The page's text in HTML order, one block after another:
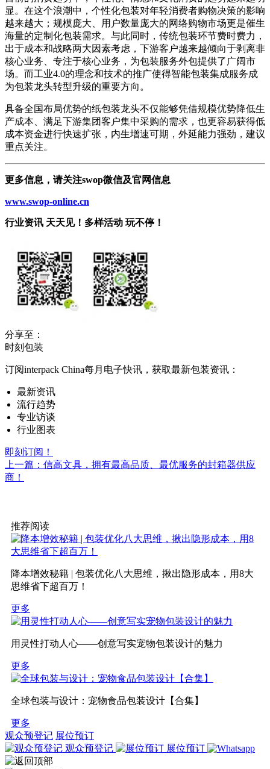
显。在这个浪潮中，个性化包装对年轻消费者购物决策的影响
越来越大；规模庞大、用户数量庞大的网络购物市场更是催生
海量的定制化包装需求。与此同时，传统包装环节费时费力，
出于成本和战略两大因素考虑，下游客户越来越倾向于剥离非
核心业务、专注于核心业务，为包装服务外包提供了广阔市
场。而工业4.0的理念和技术的推广使得智能包装集成服务成
为包装龙头转型升级的重要方向。
具备全国布局优势的纸包装龙头不仅能够凭借规模优势降低生
产成本、满足下游集团客户集中采购的需求，也更容易获得低
成本资金进行快速扩张，内生增速可期，外延能力强劲，建议
重点关注。
更多信息，请关注swop微信及官网信息
www.swop-online.cn
行业资讯 天天见！多样活动 玩不停！
分享至：
时刻包装
订阅interpack China每月电子快讯，获取最新包装资讯：
最新资讯
流行趋势
专业访谈
行业图表
即刻订阅！
上一篇：信高文具，拥有最高品质、最优服务的封箱器供应
商！
推荐阅读
降本增效秘籍 | 包装优化八大思维，揪出隐形成本，用8大
思维省下超百万！
更多
用灵性打动人心——创意写实宠物包装设计的魅力
更多
全球包装与设计：宠物食品包装设计【合集】
更多
观众预登记 展位预订
观众预登记
展位预订